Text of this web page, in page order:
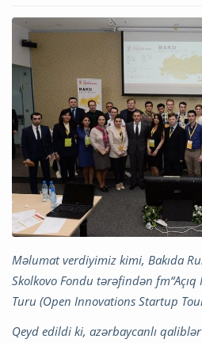
Məlumat verdiyimiz kimi, Bakıda
Skolkovo Fondu tərəfindən
Turu (Open Innovations Startup
Qeyd edildi ki, azərbaycanlı